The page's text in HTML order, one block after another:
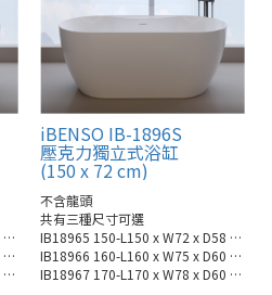
iBENSO IB-1896S
壓克力獨立式浴缸
(150 x 72 cm)
不含龍頭
共有三種尺寸可選
IB18965 150-L150 x W72 x D58 cm
IB18966 160-L160 x W75 x D60 cm
IB18967 170-L170 x W78 x D60 cm